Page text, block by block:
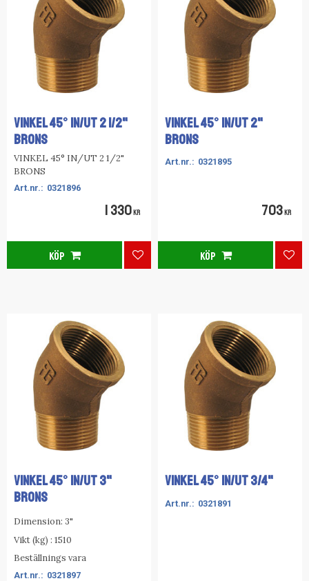
VINKEL 45° IN/UT 2 1/2"
BRONS
VINKEL 45° IN/UT 2 1/2"
BRONS
0321896
1 330 KR
Lägg till i favoriter
KÖP
VINKEL 45° IN/UT 2"
BRONS
0321895
703 KR
KÖP
VINKEL 45° IN/UT 3"
BRONS
Dimension: 3"
Vikt (kg) : 1510
Beställnings vara
0321897
VINKEL 45° IN/UT 3/4"
0321891